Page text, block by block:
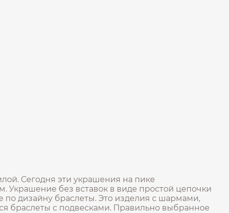
Сегодня эти украшения на пике
Украшение без вставок в виде простой цепочки
по дизайну браслеты. Это изделия с шармами,
браслеты с подвесками. Правильно выбранное